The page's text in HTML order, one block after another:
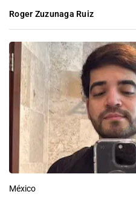
Roger Zuzunaga Ruiz
México